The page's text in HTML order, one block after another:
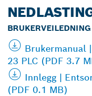
BRUKERVEILEDNING
Brukermanual
23 PLC (PDF 3.7
Innlegg |
(PDF 0.1 MB)